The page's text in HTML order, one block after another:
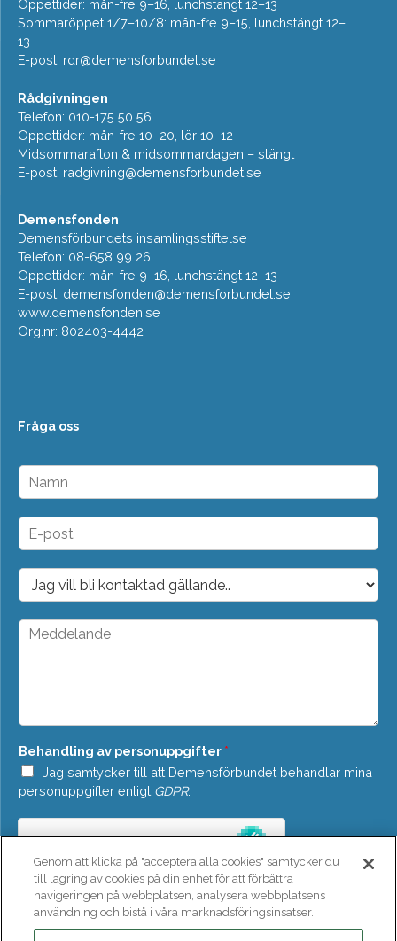
Öppettider: mån-fre 9–16, lunchstängt 12–13
Sommaröppet 1/7–10/8: mån-fre 9–15, lunchstängt 12–
13
E-post: rdr@demensforbundet.se
Rådgivningen
Telefon: 010-175 50 56
Öppettider: mån-fre 10–20, lör 10–12
Midsommarafton & midsommardagen – stängt
E-post: radgivning@demensforbundet.se
Demensfonden
Demensförbundets insamlingsstiftelse
Telefon: 08-658 99 26
Öppettider: mån-fre 9–16, lunchstängt 12–13
E-post: demensfonden@demensforbundet.se
www.demensfonden.se
Org.nr: 802403-4442
Fråga oss
N
m
n
E
p
o
t
*
D
o
p
M
a
d
e
*
Behandling av personuppgifter *
Jag samtycker till att Demensförbundet behandlar mina
personuppgifter enligt GDPR.
SKICKA
Genom att klicka på "acceptera alla cookies" samtycker du
till lagring av cookies på din enhet för att förbättra
navigeringen på webbplatsen, analysera webbplatsens
användning och bistå i våra marknadsföringsinsatser.